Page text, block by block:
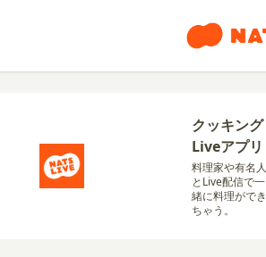
クッキング
Liveアプリ
料理家や有名人
とLive配信で一
緒に料理ができ
ちゃう。